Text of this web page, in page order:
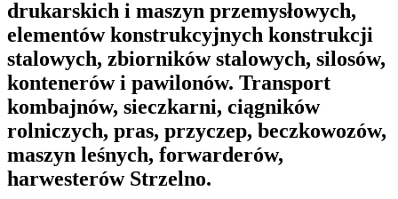
drukarskich i maszyn przemysłowych,
elementów konstrukcyjnych konstrukcji
stalowych, zbiorników stalowych, silosów,
kontenerów i pawilonów. Transport
kombajnów, sieczkarni, ciągników
rolniczych, pras, przyczep, beczkowozów,
maszyn leśnych, forwarderów,
harwesterów Strzelno.